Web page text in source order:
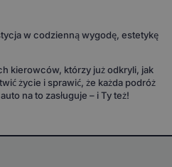
w codzienną wygodę, estetykę
kierowców, którzy już odkryli, jak
życie i sprawić, że każda podróż
na to zasługuje – i Ty też!